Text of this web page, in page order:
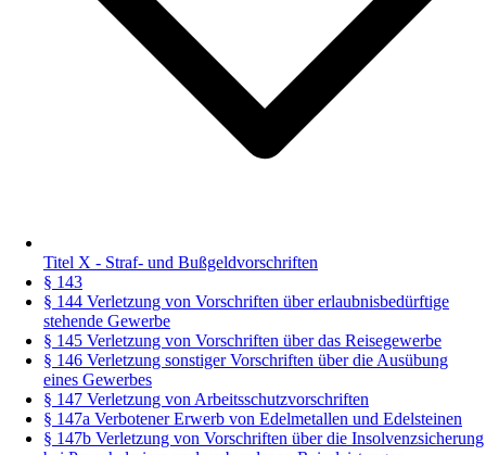
Titel X - Straf- und Bußgeldvorschriften
§ 143
§ 144 Verletzung von Vorschriften über erlaubnisbedürftige
stehende Gewerbe
§ 145 Verletzung von Vorschriften über das Reisegewerbe
§ 146 Verletzung sonstiger Vorschriften über die Ausübung
eines Gewerbes
§ 147 Verletzung von Arbeitsschutzvorschriften
§ 147a Verbotener Erwerb von Edelmetallen und Edelsteinen
§ 147b Verletzung von Vorschriften über die Insolvenzsicherung